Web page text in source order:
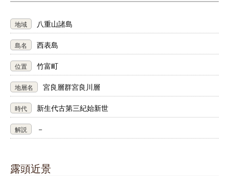
地域 八重山諸島
島名 西表島
位置 竹富町
地層名 宮良層群宮良川層
時代 新生代古第三紀始新世
解説 －
露頭近景